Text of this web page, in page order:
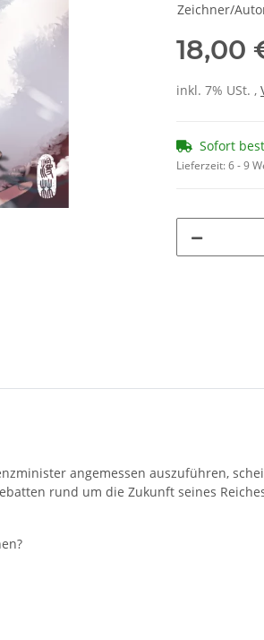
Zeichner/
18,00
inkl. 7% USt. ,
Sofort
Lieferzeit:6 - 9
angemessen auszuführen,
rund um die Zukunft seines